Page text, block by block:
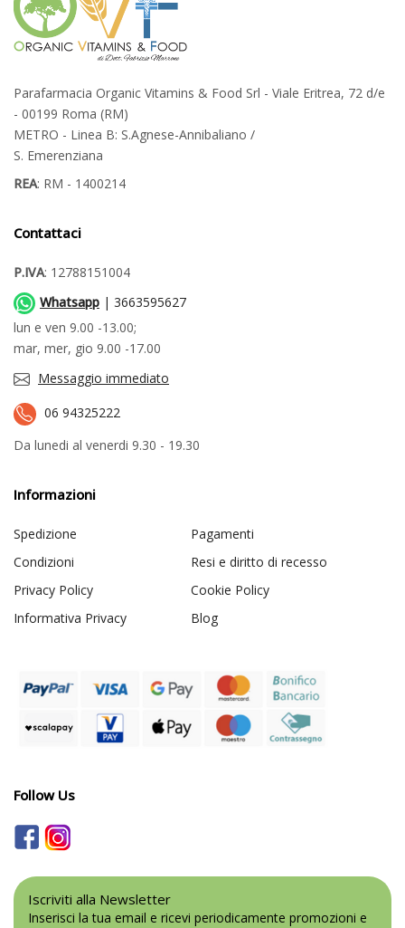
Parafarmacia Organic Vitamins & Food Srl - Viale Eritrea, 72 d/e
- 00199 Roma (RM)
METRO - Linea B: S.Agnese-Annibaliano /
S. Emerenziana
REA: RM - 1400214
Contattaci
P.IVA: 12788151004
Whatsapp | 3663595627
lun e ven 9.00 -13.00;
mar, mer, gio 9.00 -17.00
Messaggio immediato
06 94325222
Da lunedi al venerdi 9.30 - 19.30
Informazioni
Spedizione
Pagamenti
Condizioni
Resi e diritto di recesso
Privacy Policy
Cookie Policy
Informativa Privacy
Blog
Follow Us
Iscriviti alla Newsletter
Inserisci la tua email e ricevi periodicamente promozioni e